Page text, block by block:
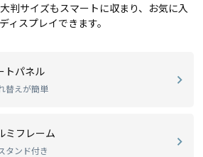
大判サイズもスマートに収まり、お気に入
ィスプレイできます。
トパネル
替えが簡単
ミフレーム
タンド付き